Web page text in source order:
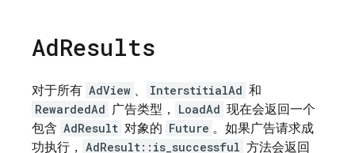
AdResults
对于所有 AdView 、 InterstitialAd 和
RewardedAd 广告类型， LoadAd 现在会返回一个
包含 AdResult 对象的 Future 。如果广告请求成
功执行， AdResult::is_successful 方法会返回